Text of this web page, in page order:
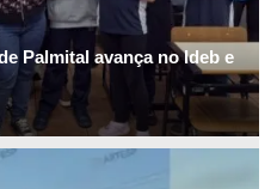
Palmital avança no Ideb e